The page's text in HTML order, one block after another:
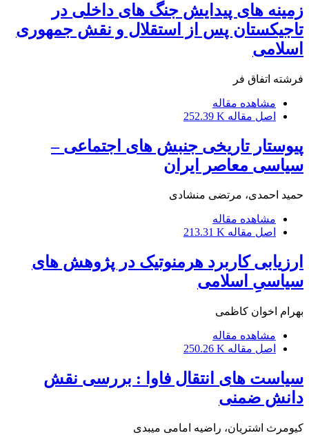
زمینه های پیدایش جنگ های داخلی در
تاجیکستان پس از استقلال و نقش جمهوری
اسلامی
فرشته اتفاق فر
مشاهده مقاله
اصل مقاله 252.39 K
پیوستار تاریخی جنبش های اجتماعی –
سیاسی معاصر ایران
حمید احمدی، مرتضی منشادی
مشاهده مقاله
اصل مقاله 213.31 K
ارزیابی کاربرد هرمنوتیک در پژوهش های
سیاسیِ اسلامی
بهرام اخوان کاظمی
مشاهده مقاله
اصل مقاله 250.26 K
سیاست های انتقال فاوا : بررسی نقش
دانش ضمنی
کیومرث اشتریان، راضیه امامی میبدی